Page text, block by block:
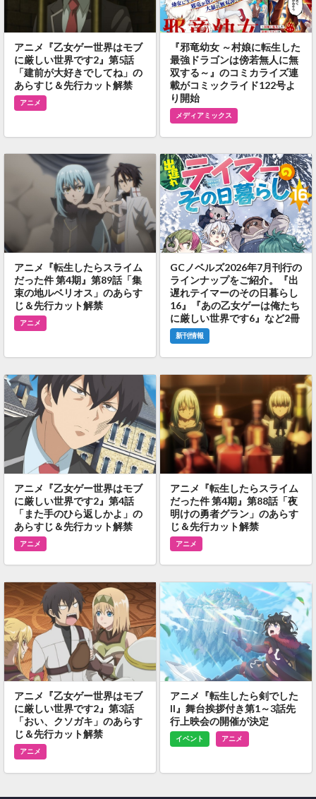
アニメ『乙女ゲー世界はモブ
に厳しい世界です2』第5話
「建前が大好きでしてね」の
あらすじ＆先行カット解禁
アニメ
『邪竜幼女 ～村娘に転生した
最強ドラゴンは傍若無人に無
双する～』のコミカライズ連
載がコミックライド122号よ
り開始
メディアミックス
アニメ『転生したらスライム
だった件 第4期』第89話「集
束の地ルベリオス」のあらす
じ＆先行カット解禁
アニメ
GCノベルズ2026年7月刊行の
ラインナップをご紹介。『出
遅れテイマーのその日暮らし
16』『あの乙女ゲーは俺たち
に厳しい世界です6』など2冊
新刊情報
アニメ『乙女ゲー世界はモブ
に厳しい世界です2』第4話
「また手のひら返しかよ」の
あらすじ＆先行カット解禁
アニメ
アニメ『転生したらスライム
だった件 第4期』第88話「夜
明けの勇者グラン」のあらす
じ＆先行カット解禁
アニメ
アニメ『乙女ゲー世界はモブ
に厳しい世界です2』第3話
「おい、クソガキ」のあらす
じ＆先行カット解禁
アニメ
アニメ『転生したら剣でした
II』舞台挨拶付き第1～3話先
行上映会の開催が決定
イベント アニメ